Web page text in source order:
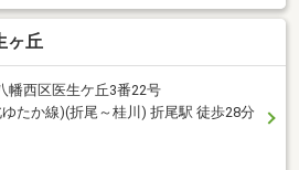
ヶ丘
幡西区医生ケ丘3番22号
たか線)(折尾～桂川) 折尾駅 徒歩28分